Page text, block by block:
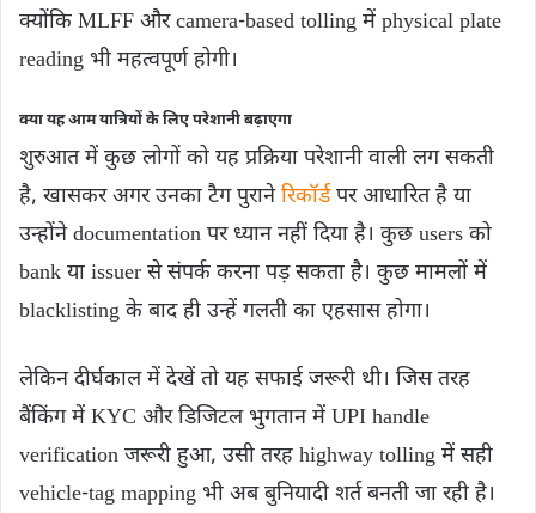
क्योंकि MLFF और camera-based tolling में physical plate
reading भी महत्वपूर्ण होगी।
क्या यह आम यात्रियों के लिए परेशानी बढ़ाएगा
शुरुआत में कुछ लोगों को यह प्रक्रिया परेशानी वाली लग सकती
है, खासकर अगर उनका टैग पुरानेरिकॉर्डपर आधारित है या
उन्होंने documentation पर ध्यान नहीं दिया है। कुछ users को
bank या issuer से संपर्क करना पड़ सकता है। कुछ मामलों में
blacklisting के बाद ही उन्हें गलती का एहसास होगा।
लेकिन दीर्घकाल में देखें तो यह सफाई जरूरी थी। जिस तरह
बैंकिंग में KYC और डिजिटल भुगतान में UPI handle
verification जरूरी हुआ, उसी तरह highway tolling में सही
vehicle-tag mapping भी अब बुनियादी शर्त बनती जा रही है।